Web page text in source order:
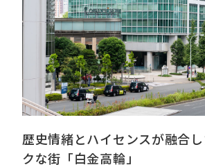
歴史情緒とハイセンスが融合
クな街「白金高輪」